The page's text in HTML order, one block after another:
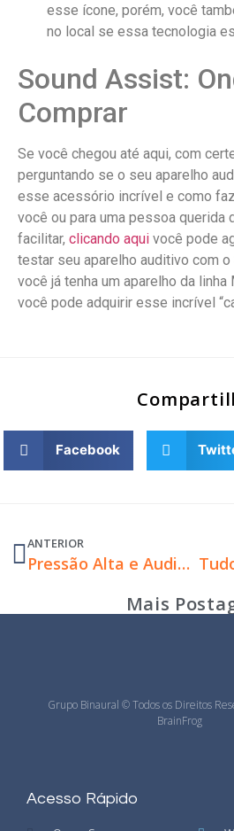
esse ícone, porém, você
no local se essa tecnologia
Sound Assist:
Comprar
Se você chegou até aqui, com
perguntando se o seu aparelho
esse acessório incrível e como
você ou para uma pessoa querida
facilitar, clicando aqui você pode
testar seu aparelho auditivo com
você já tenha um aparelho da linha
você pode adquirir esse incrível
Facebook
ANTERIOR
Pressão Alta e Audição: Descomplicando a Ciência e Cuidando da Saúde
Mais
Grupo Binaural © Todos os Direitos
BrainFrog
Acesso Rápido